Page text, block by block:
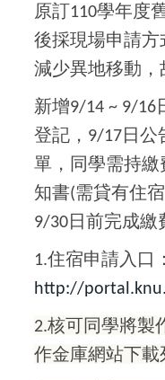
原訂110學年度
後採現場申請
減少異地移動，
新增9/14 ~ 9/16
登記， 9/17日公
單，同學需持
知書(需貸有住
9/30日前完成繳
1.住宿申請入口：
http://
2.核可同學將製
作金庫網站下載